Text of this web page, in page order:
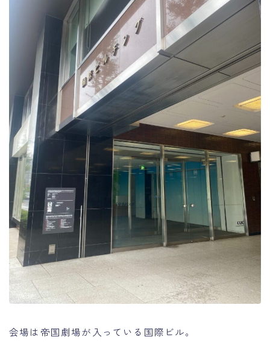
会場は帝国劇場が入っている国際ビル。